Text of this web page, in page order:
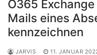
O365
Mails eines
kennzeichnen
JARVIS 11. JANUAR